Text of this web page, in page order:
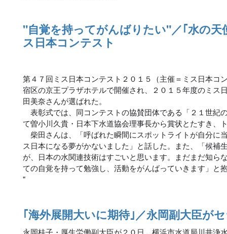
"自覚を持ってがんばりたい"／｢水の天
ス日本コンテスト
第４７回ミス日本コンテスト２０１５（主催＝ミス日本コ
宿区の京王プラザホテルで開催され、２０１５年度のミス
田美奈さんが選ばれた。
表彰式では、同コンテストの協賛団体である「２１世紀
て曽小川久貴・日本下水道協会理事長から賞状とたすき、
柴田さんは、「呼ばれた瞬間にスポットライトが自分に
ス日本になる夢がかないました」と話した。また、「候補
が、日本の水関連技術はすごいと思います。まだまだ知ら
ての自覚を持って勉強し、活動をがんばっていきます」と
"
｢海外展開大いに期待｣／永岡副大臣が
永岡桂子・厚生労働副大臣が２０日、横浜市水道局川井浄